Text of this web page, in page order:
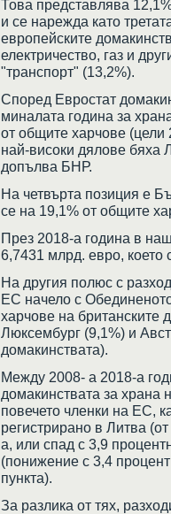
Това представлява
и се нарежда като
европейските
електричество, газ и
"транспорт" (13,2%).
Според Евростат
миналата година за
от общите харчове
най-високи дялове бяха
допълва БНР.
На четвърта позиция е
се на 19,1% от общите
През 2018-а година в
6,7431 млрд. евро,
На другия полюс с
ЕС начело с
харчове на британските
Люксембург (9,1%) и
домакинствата).
Между 2008- а 2018-а
домакинствата за храна
повечето членки на ЕС,
регистрирано в Литва
а, или спад с 3,9
(понижение с 3,4
пункта).
За разлика от тях,